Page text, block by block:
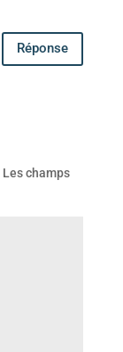
Réponse
Les champs